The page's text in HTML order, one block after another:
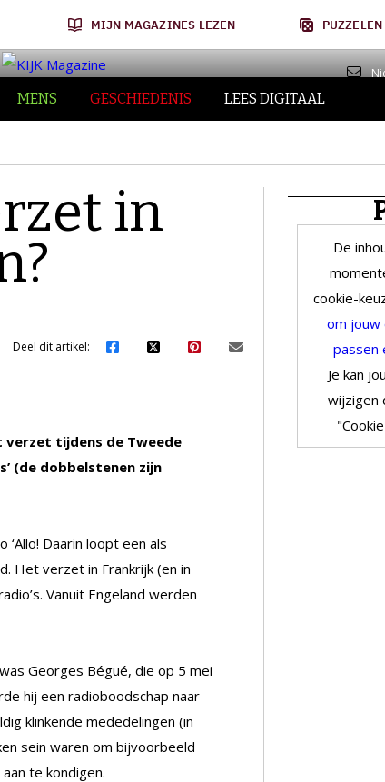
MIJN MAGAZINES LEZEN PUZZELEN
MENS GESCHIEDENIS LEES DIGITAAL
in
Deel dit artikel:
verzet tijdens de Tweede
(de dobbelstenen zijn
Daarin loopt een als
Het verzet in Frankrijk (en in
Vanuit Engeland werden
Georges Bégué, die op 5 mei
hij een radioboodschap naar
klinkende mededelingen (in
sein waren om bijvoorbeeld
te kondigen.
De
cookie-
om jouw
passen
Je kan
wijzigen